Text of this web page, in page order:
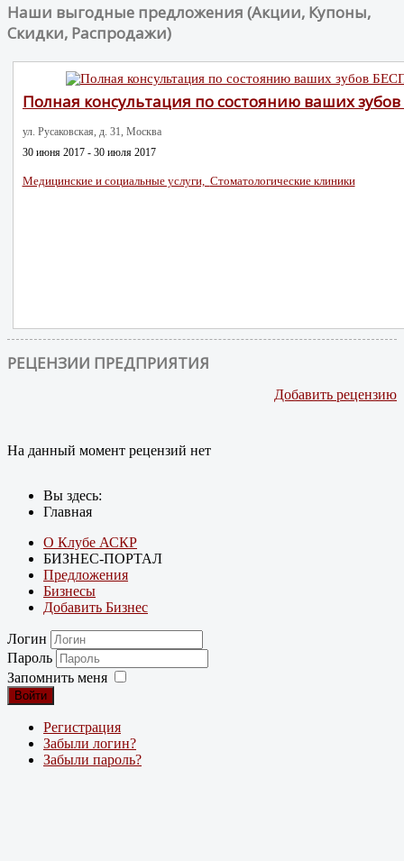
Наши выгодные предложения (Акции, Купоны,
Скидки, Распродажи)
Полная консультация по состоянию ваших
ул. Русаковская, д. 31, Москва
30 июня 2017 - 30 июля 2017
Медицинские и социальные услуги, Стоматологические клиники
РЕЦЕНЗИИ ПРЕДПРИЯТИЯ
Добавить рецензию
На данный момент рецензий нет
Вы здесь:
Главная
О Клубе АСКР
БИЗНЕС-ПОРТАЛ
Предложения
Бизнесы
Добавить Бизнес
Логин
Пароль
Запомнить меня
Войти
Регистрация
Забыли логин?
Забыли пароль?